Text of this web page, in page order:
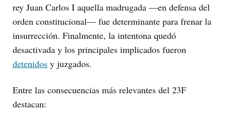
rey Juan Carlos I aquella madrugada —en defensa del
orden constitucional— fue determinante para frenar la
insurrección. Finalmente, la intentona quedó
desactivada y los principales implicados fueron
detenidos y juzgados.
Entre las consecuencias más relevantes del 23F
destacan: